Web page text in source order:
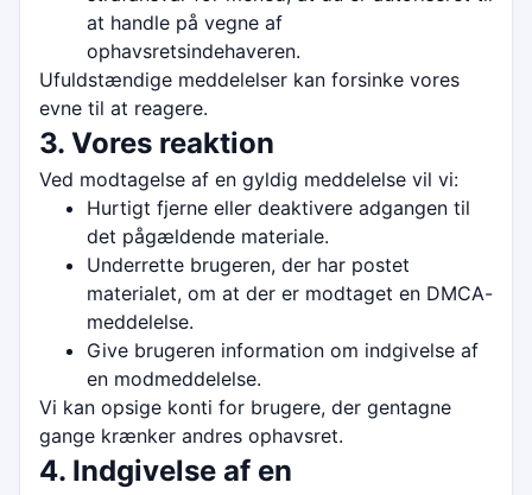
at handle på vegne af
ophavsretsindehaveren.
Ufuldstændige meddelelser kan forsinke vores
evne til at reagere.
3. Vores reaktion
Ved modtagelse af en gyldig meddelelse vil vi:
Hurtigt fjerne eller deaktivere adgangen til
det pågældende materiale.
Underrette brugeren, der har postet
materialet, om at der er modtaget en DMCA-
meddelelse.
Give brugeren information om indgivelse af
en modmeddelelse.
Vi kan opsige konti for brugere, der gentagne
gange krænker andres ophavsret.
4. Indgivelse af en